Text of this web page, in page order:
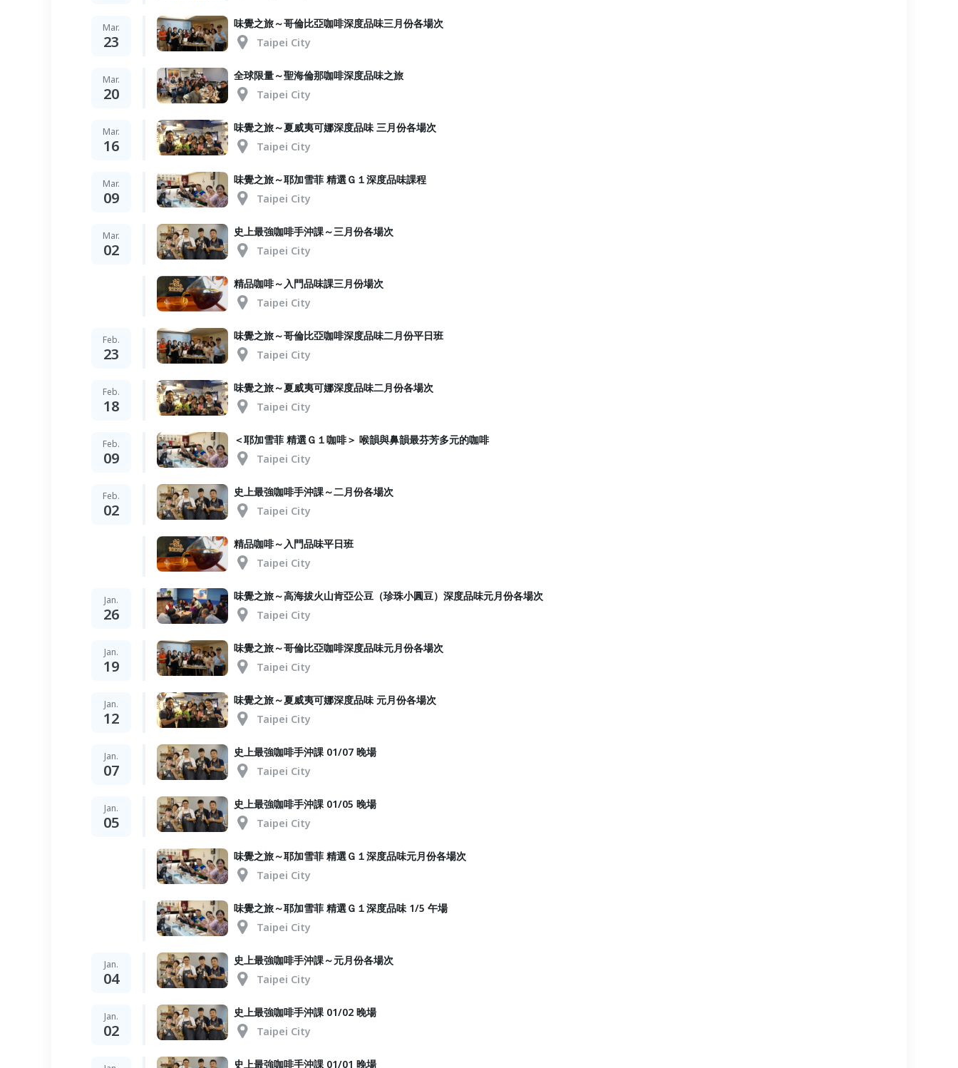
Mar.
23
味覺之旅～哥倫比亞咖啡深度品味三月份各場次
Taipei City
Mar.
20
全球限量～聖海倫那咖啡深度品味之旅
Taipei City
Mar.
16
味覺之旅～夏威夷可娜深度品味 三月份各場次
Taipei City
Mar.
09
味覺之旅～耶加雪菲 精選Ｇ１深度品味課程
Taipei City
Mar.
02
史上最強咖啡手沖課～三月份各場次
Taipei City
精品咖啡～入門品味課三月份場次
Taipei City
Feb.
23
味覺之旅～哥倫比亞咖啡深度品味二月份平日班
Taipei City
Feb.
18
味覺之旅～夏威夷可娜深度品味二月份各場次
Taipei City
Feb.
09
＜耶加雪菲 精選Ｇ１咖啡＞ 喉韻與鼻韻最芬芳多元的咖啡
Taipei City
Feb.
02
史上最強咖啡手沖課～二月份各場次
Taipei City
精品咖啡～入門品味平日班
Taipei City
Jan.
26
味覺之旅～高海拔火山肯亞公豆（珍珠小圓豆）深度品味元月份各場次
Taipei City
Jan.
19
味覺之旅～哥倫比亞咖啡深度品味元月份各場次
Taipei City
Jan.
12
味覺之旅～夏威夷可娜深度品味 元月份各場次
Taipei City
Jan.
07
史上最強咖啡手沖課 01/07 晚場
Taipei City
Jan.
05
史上最強咖啡手沖課 01/05 晚場
Taipei City
味覺之旅～耶加雪菲 精選Ｇ１深度品味元月份各場次
Taipei City
味覺之旅～耶加雪菲 精選Ｇ１深度品味 1/5 午場
Taipei City
Jan.
04
史上最強咖啡手沖課～元月份各場次
Taipei City
Jan.
02
史上最強咖啡手沖課 01/02 晚場
Taipei City
史上最強咖啡手沖課 01/01 晚場